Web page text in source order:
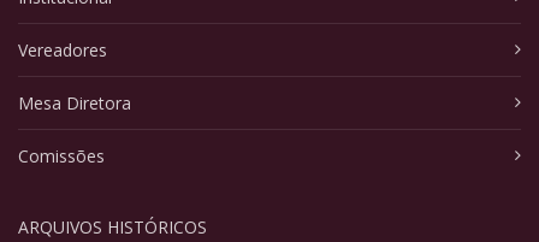
Vereadores
Mesa Diretora
Comissões
ARQUIVOS HISTÓRICOS